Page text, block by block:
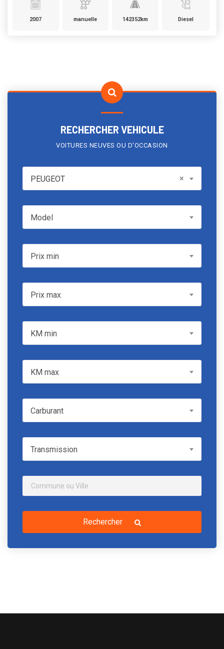
2007 manuelle 142352km Diesel
RECHERCHER VEHICULE
VOITURES NEUVES OU D'OCCASION
PEUGEOT ×
PEUGEOT
ModelModel
Prix minPrix min
Prix maxPrix max
KM min
KM max
CarburantCarburant
TransmissionTransmission
Rechercher